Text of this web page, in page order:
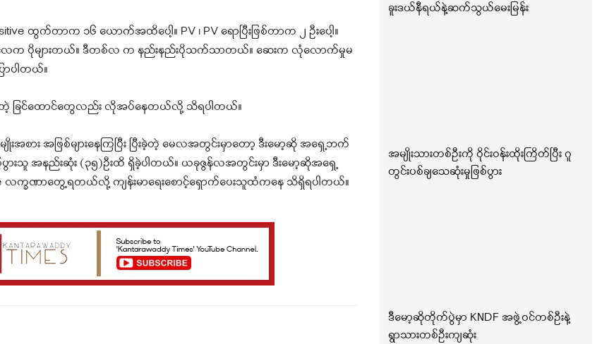
ထွက်တာက ၁၆ ယောက်အထိပေါ့။ PV ၊ PV ရောပြီးဖြစ်တာက ၂ ဦးပေါ့။
ရင်လက ပိုများတယ်။ ဒီတစ်လ က နည်းနည်းပိုသက်သာတယ်။ ဆေးက လုံလောက်မှုမ
ာပါတယ်။
တဲ့ ခြင်ထောင်တွေလည်း လိုအပ်နေတယ်လို့ သိရပါတယ်။
းအစား အဖြစ်များနေကြပြီး ပြီးခဲ့တဲ့ မေလအတွင်းမှာတော့ ဒီးမော့ဆို အရှေ့ဘက်
စ်ပွားသူ အနည်းဆုံး (၃၅)ဦးထိ ရှိခဲ့ပါတယ်။ ယခုဇွန်လအတွင်းမှာ ဒီးမော့ဆိုအရှေ့
လက္ခဏာတွေ့ရတယ်လို့ ကျန်းမာရေးစောင့်ရှောက်ပေးသူထံကနေ သိရှိရပါတယ်။
ခူးဒယ်နီရယ်နဲ့ဆက်သွယ်မေးမြန်း
အမျိုးသားတစ်ဦးကို ဝိုင်းဝန်းထိုးကြိတ်ပြီး ဂူ
တွင်းပစ်ချသေဆုံးမှုဖြစ်ပွား
ဒီမော့ဆိုတိုက်ပွဲမှာ KNDF အဖွဲ့ဝင်တစ်ဦးနဲ့
ရွာသားတစ်ဦးကျဆုံး